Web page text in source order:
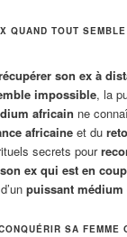
QUAND TOUT
son ex à
impossible, la
africain ne
africaine et du
secrets pour
ex qui est en
puissant médium
SA FEMME